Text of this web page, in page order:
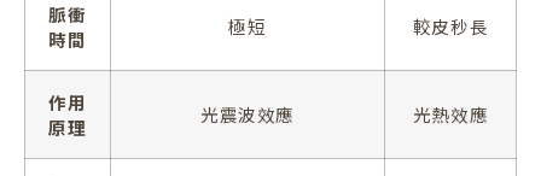
脈衝
時間
極短 較皮秒長
作用
原理
光震波效應 光熱效應